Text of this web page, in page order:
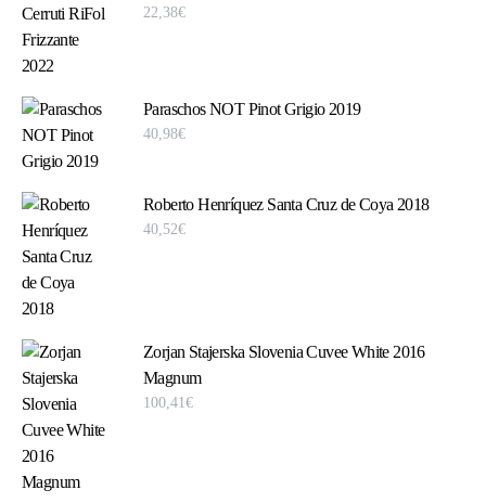
22,38€
Paraschos NOT Pinot Grigio 2019
40,98€
Roberto Henríquez Santa Cruz de Coya 2018
40,52€
Zorjan Stajerska Slovenia Cuvee White 2016
Magnum
100,41€